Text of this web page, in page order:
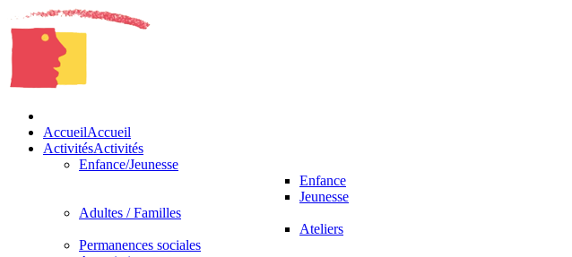
AccueilAccueil
ActivitésActivités
Enfance/Jeunesse
Enfance
Jeunesse
Adultes / Familles
Ateliers
Permanences sociales